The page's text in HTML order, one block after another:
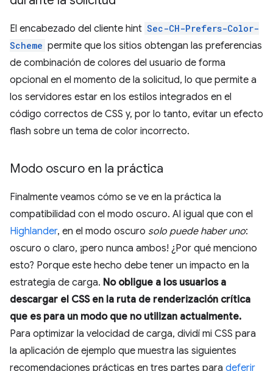
El encabezado del cliente hint Sec-CH-Prefers-Color-
Scheme permite que los sitios obtengan las preferencias
de combinación de colores del usuario de forma
opcional en el momento de la solicitud, lo que permite a
los servidores estar en los estilos integrados en el
código correctos de CSS y, por lo tanto, evitar un efecto
flash sobre un tema de color incorrecto.
Modo oscuro en la práctica
Finalmente veamos cómo se ve en la práctica la
compatibilidad con el modo oscuro. Al igual que con el
Highlander, en el modo oscuro solo puede haber uno:
oscuro o claro, ¡pero nunca ambos! ¿Por qué menciono
esto? Porque este hecho debe tener un impacto en la
estrategia de carga. No obligue a los usuarios a
descargar el CSS en la ruta de renderización crítica
que es para un modo que no utilizan actualmente.
Para optimizar la velocidad de carga, dividí mi CSS para
la aplicación de ejemplo que muestra las siguientes
recomendaciones prácticas en tres partes para deferir